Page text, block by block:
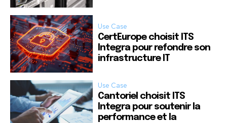
Use Case
CertEurope choisit ITS
Integra pour refondre son
infrastructure IT
Use Case
Cantoriel choisit ITS
Integra pour soutenir la
performance et la